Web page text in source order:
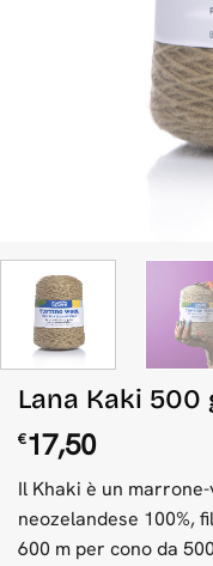
Lana Kaki
€17,50
Il Khaki è un
neozelandese 100%,
600 m per cono da